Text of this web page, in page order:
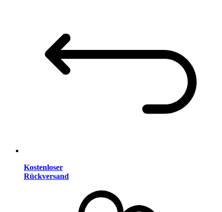
Kostenloser
Rückversand